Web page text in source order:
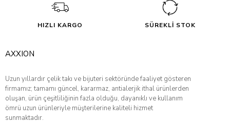
HIZLI KARGO SÜREKLİ STOK
AXXION
Uzun yıllardır çelik takı ve bijuteri sektöründe faaliyet gösteren
firmamız; tamamı güncel, kararmaz, antialerjik ithal ürünlerden
oluşan, ürün çeşitliliğinin fazla olduğu, dayanıklı ve kullanım
ömrü uzun ürünleriyle müşterilerine kaliteli hizmet
sunmaktadır.